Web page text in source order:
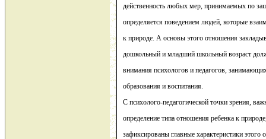
действенность любых мер, принимаемых по
определяется поведением людей, которые
к природе. А основы этого отношения
дошкольный и младший школьный возраст
внимания психологов и педагогов,
образования и воспитания.
С психолого-педагогической точки зрения,
определение типа отношения ребенка к
зафиксированы главные характеристики